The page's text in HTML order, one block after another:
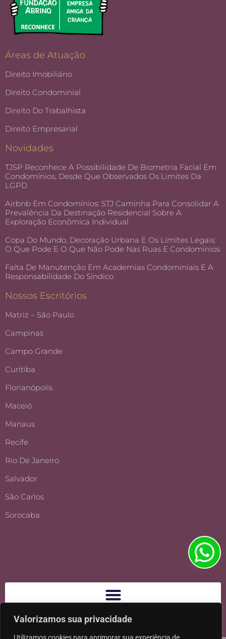
Valorizamos sua privacidade
Áreas de Atuação
Direito Imobiliário
Direito Condominial
Direito Do Trabalhista
Direito Empresarial
Novidades
TJSP Reconhece A Possibilidade De Biometria Facial Em
Condomínios, Desde Que Observados Os Limites Da
LGPD
Airbnb Em Condomínios: STJ Caminha Para Consolidar A
Prevalência Da Destinação Residencial Sobre A
Exploração Econômica Individual
Copa Do Mundo, Decoração Urbana E Os Limites Legais:
O Que Pode E O Que Não Pode Nas Ruas E Condomínios
Falta De Manutenção Em Academias Condominiais E A
Responsabilidade Do Síndico
Nossos Escritórios
Matriz – São Paulo
Campinas
Campo Grande
Curitiba
Florianópolis
Maceió
Manaus
Recife
Rio De Janeiro
Salvador
São Carlos
Sorocaba